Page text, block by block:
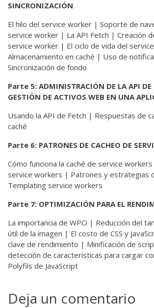
SINCRONIZACIÓN
El hilo del service worker | Soporte de
service worker | La API Fetch | Creación
service worker | El ciclo de vida del
Almacenamiento en caché | Uso de
Sincronización de fondo
Parte 5: ADMINISTRACIÓN DE LA API DE
GESTIÓN DE ACTIVOS WEB EN UNA
Usando la API de Fetch | Respuestas de
caché
Parte 6: PATRONES DE CACHEO DE
Cómo funciona la caché de service
service workers | Patrones y estrategias
Templating service workers
Parte 7: OPTIMIZACIÓN PARA EL
La importancia de WPO | Reducción del
útil de la imagen | El costo de CSS y
clave de rendimiento | Minificación de
detección de características para cargar
Polyfils de JavaScript
Deja un comentario